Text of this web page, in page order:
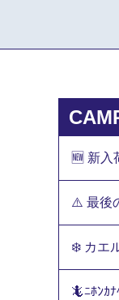
🆕 新入
⚠️ 最後
❄️ カエ
🦎ﾆﾎﾝｶ